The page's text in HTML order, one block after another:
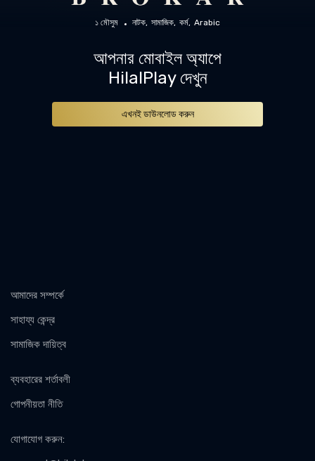
১ মৌসুম নাটক সামাজিক কর্ম Arabic
আপনার মোবাইল অ্যাপে
HilalPlay দেখুন
এখনই ডাউনলোড করুন
আমাদের সম্পর্কে
সাহায্য কেন্দ্র
সামাজিক দায়িত্ব
ব্যবহারের শর্তাবলী
গোপনীয়তা নীতি
যোগাযোগ করুন: